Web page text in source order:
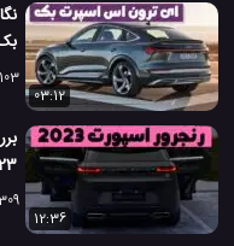
103 بازدید
03:12
309 بازدید
12:36